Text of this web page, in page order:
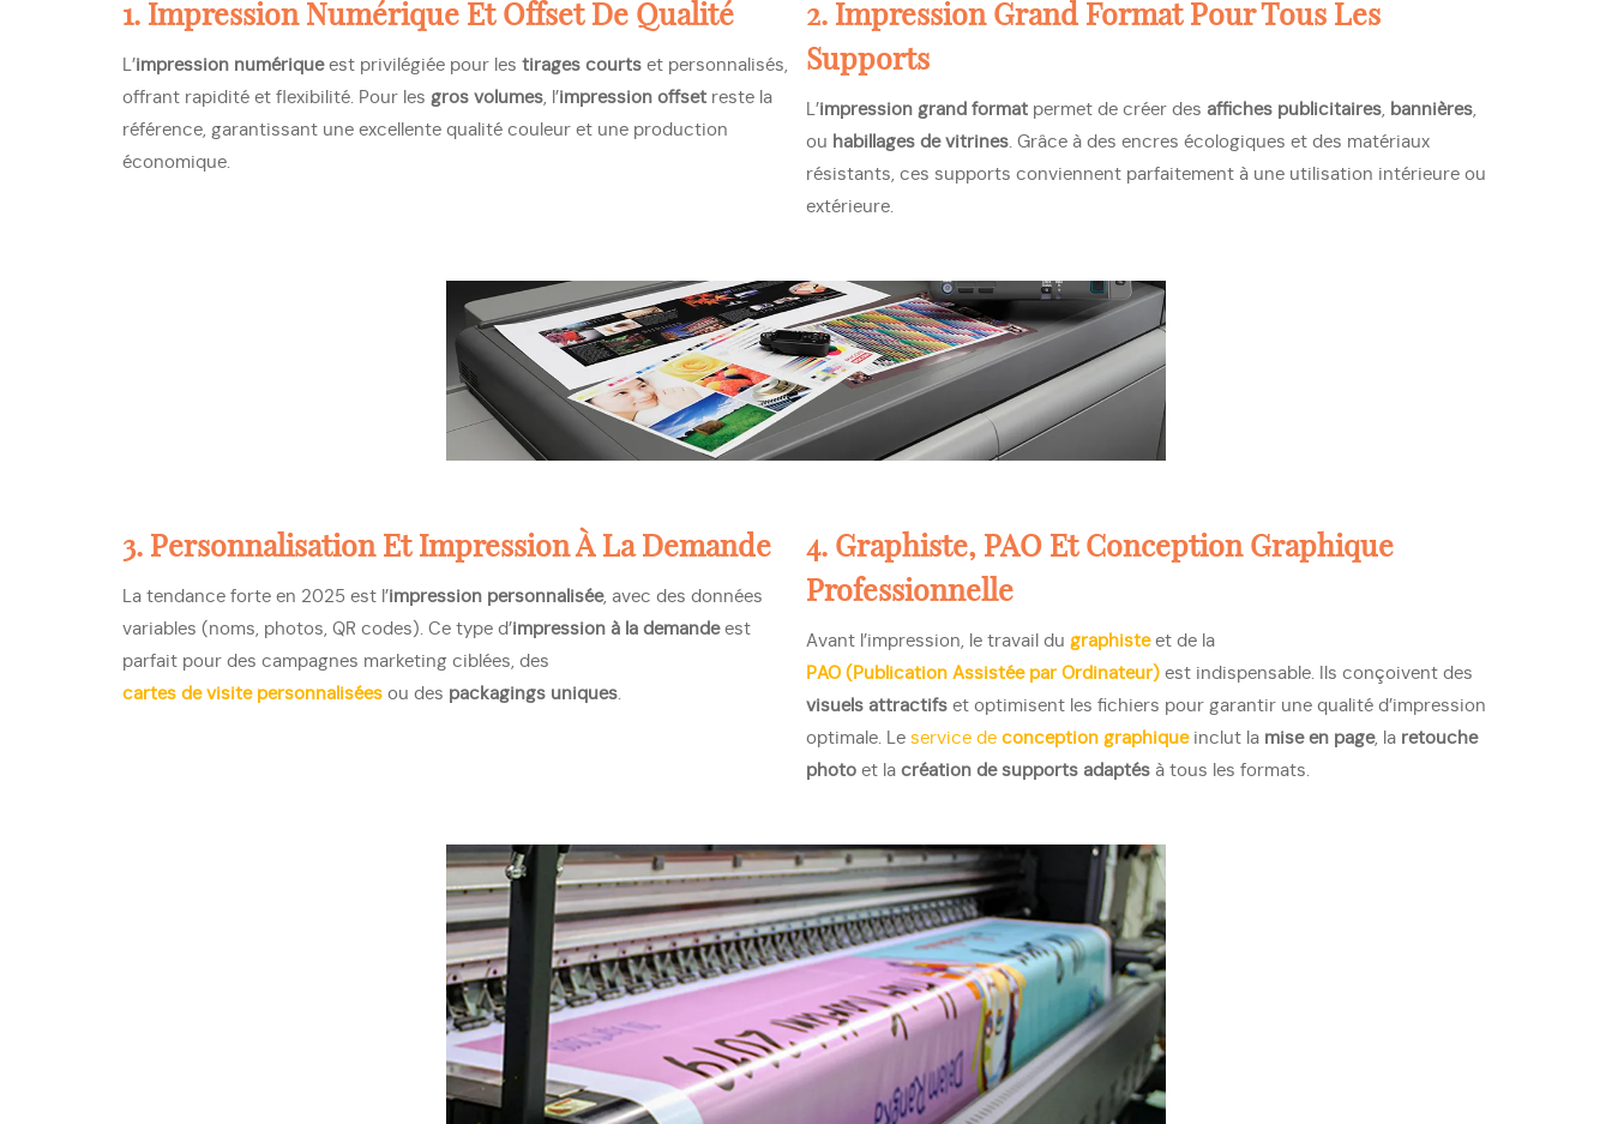
1. Impression Numérique Et Offset De Qualité
L’impression numériqueest privilégiée pour les tirages courts et personnalisés,
offrant rapidité et flexibilité. Pour les gros volumes, l’impression offset reste la
référence, garantissant une excellente qualité couleur et une production
économique.
2. Impression Grand Format Pour Tous Les
Supports
L’impression grand format permet de créer des affiches publicitaires, bannières,
ou habillages de vitrines. Grâce à des encres écologiques et des matériaux
résistants, ces supports conviennent parfaitement à une utilisation intérieure ou
extérieure.
3. Personnalisation Et Impression À La Demande
La tendance forte en 2025 est l’impression personnalisée, avec des données
variables (noms, photos, QR codes). Ce type d’impression à la demandeest
parfait pour des campagnes marketing ciblées, des
cartes de visite personnalisées ou des packagings uniques.
4. Graphiste, PAO Et Conception Graphique
Professionnelle
Avant l’impression, le travail du graphisteet de la
PAO (Publication Assistée par Ordinateur) est indispensable. Ils conçoivent des
visuels attractifs et optimisent les fichiers pour garantir une qualité d’impression
optimale. Le service de conception graphiqueinclut la mise en page, la retouche
photo et la création de supports adaptés à tous les formats.